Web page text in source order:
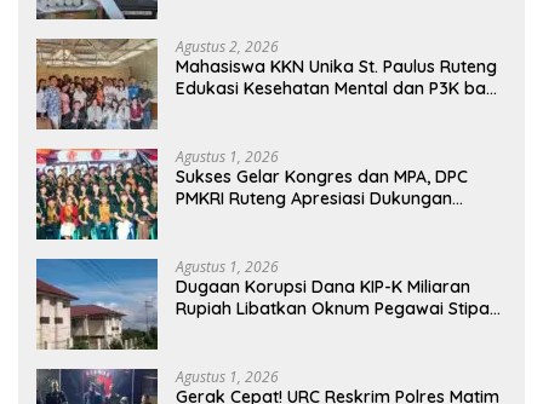
Agustus 2, 2026
Mahasiswa KKN Unika St. Paulus Ruteng
Edukasi Kesehatan Mental dan P3K bagi
Agustus 1, 2026
Sukses Gelar Kongres dan MPA, DPC
PMKRI Ruteng Apresiasi Dukungan
Agustus 1, 2026
Dugaan Korupsi Dana KIP-K Miliaran
Rupiah Libatkan Oknum Pegawai Stipas
Agustus 1, 2026
Gerak Cepat! URC Reskrim Polres Matim